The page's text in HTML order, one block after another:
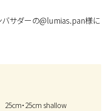
サダーの@lumias.pan様に
25cm・25cm shallow